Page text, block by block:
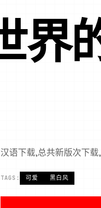
界
汉语下载,总共新版次下
TAGS: 可爱 黑白风